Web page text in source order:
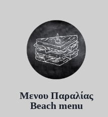
Μενου Παραλίας
Beach menu